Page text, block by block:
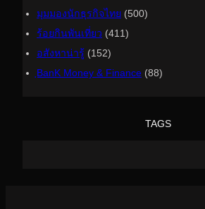
มุมมองนักธุรกิจไทย (500)
ร้อยกินพันเที่ยว (411)
อสังหาน่ารู้ (152)
ฺBanK Money & Finance (88)
TAGS